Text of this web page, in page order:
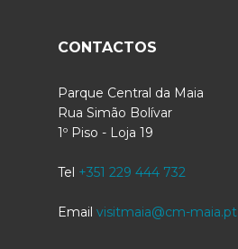
CONTACTOS
Parque Central da Maia
Rua Simão Bolívar
1º Piso - Loja 19
Tel +351 229 444 732
Email visitmaia@cm-maia.pt